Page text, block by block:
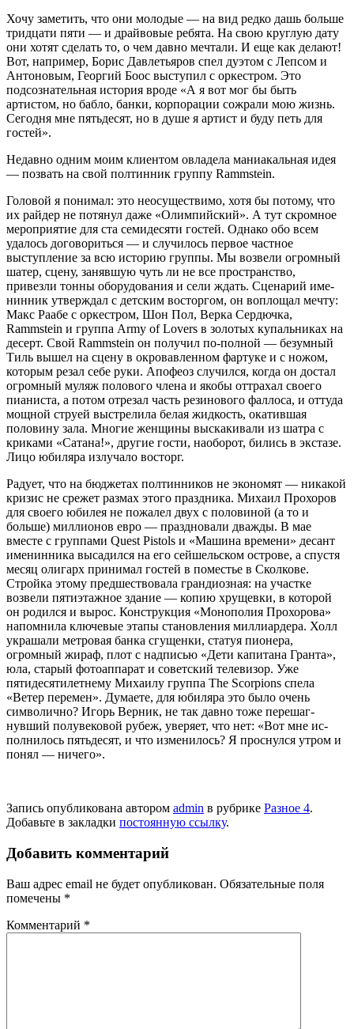
Хочу заметить, что они молодые — на вид редко дашь больше
тридцати пяти — и драйвовые ребята. На свою круглую дату
они хотят сделать то, о чем давно мечтали. И еще как делают!
Вот, например, Борис Давлетьяров спел дуэтом с Лепсом и
Ан­тоновым, Георгий Боос выступил с орке­стром. Это
подсознательная история вроде «А я вот мог бы быть
артистом, но бабло, банки, корпорации сожрали мою жизнь.
Сегодня мне пятьдесят, но в душе я артист и буду петь для
гостей».
Недавно одним моим клиентом овладе­ла маниакальная идея
— позвать на свой полтинник группу Rammstein.
Головой я понимал: это неосу­ществимо, хотя бы потому, что
их райдер не потянул даже «Олимпийский». А тут скромное
мероприятие для ста семидесяти гостей. Однако обо всем
удалось договориться — и случилось пер­вое частное
выступление за всю историю группы. Мы возвели огромный
шатер, сцену, заняв­шую чуть ли не все пространство,
привезли тонны оборудования и сели ждать. Сценарий име­
нинник утверждал с детским восторгом, он воплощал мечту:
Макс Раабе с оркестром, Шон Пол, Верка Сер­дючка,
Rammstein и группа Army of Lovers в золотых купальниках на
десерт. Свой Rammstein он получил по-полной — безум­ный
Тиль вышел на сцену в окровавленном фартуке и с ножом,
которым резал себе руки. Апофеоз случился, когда он достал
огромный муляж полового члена и якобы оттрахал своего
пианиста, а потом отрезал часть резинового фаллоса, и оттуда
мощ­ной струей выстрелила белая жидкость, окатившая
половину зала. Многие жен­щины выскакивали из шатра с
криками «Сатана!», другие гости, наоборот, бились в экстазе.
Лицо юбиляра излучало восторг.
Радует, что на бюджетах полтинников не экономят — никакой
кризис не срежет размах этого праздника. Михаил Прохоров
для своего юбилея не пожалел двух с по­ловиной (а то и
больше) миллионов евро — праздновали дважды. В мае
вместе с груп­пами Quest Pistols и «Машина времени» десант
именинника высадился на его сей­шельском острове, а спустя
месяц олигарх принимал гостей в поместье в Сколкове.
Стройка этому предшествовала грандиоз­ная: на участке
возвели пятиэтажное здание — копию хрущевки, в которой
он родился и вырос. Конструкция «Монополия Прохорова»
напомнила ключевые этапы становления миллиардера. Холл
украшали метровая банка сгущенки, статуя пионера,
огромный жираф, плот с над­писью «Дети капитана Гран­та»,
юла, старый фотоаппарат и советский телевизор. Уже
пятидесятилетнему Михаилу группа The Scorpions спела
«Ветер перемен». Думаете, для юбиляра это было очень
символично? Игорь Верник, не так давно тоже перешаг­
нувший полувековой рубеж, уверяет, что нет: «Вот мне ис­
полнилось пятьдесят, и что из­менилось? Я проснулся утром и
понял — ничего».
Запись опубликована автором admin в рубрике Разное 4.
Добавьте в закладки постоянную ссылку.
Добавить комментарий
Ваш адрес email не будет опубликован. Обязательные поля
помечены *
Комментарий *